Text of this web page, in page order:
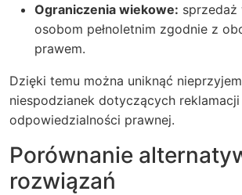
Ograniczenia wiekowe: sprzedaż
osobom pełnoletnim zgodnie z
prawem.
Dzięki temu można uniknąć
niespodzianek dotyczących reklamacji
odpowiedzialności prawnej.
Porównanie
rozwiązań